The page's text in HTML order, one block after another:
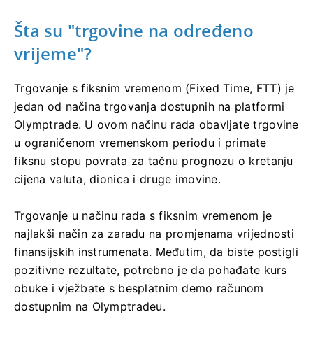
Šta su "trgovine na određeno
vrijeme"?
Trgovanje s fiksnim vremenom (Fixed Time, FTT) je
jedan od načina trgovanja dostupnih na platformi
Olymptrade. U ovom načinu rada obavljate trgovine
u ograničenom vremenskom periodu i primate
fiksnu stopu povrata za tačnu prognozu o kretanju
cijena valuta, dionica i druge imovine.
Trgovanje u načinu rada s fiksnim vremenom je
najlakši način za zaradu na promjenama vrijednosti
finansijskih instrumenata. Međutim, da biste postigli
pozitivne rezultate, potrebno je da pohađate kurs
obuke i vježbate s besplatnim demo računom
dostupnim na Olymptradeu.